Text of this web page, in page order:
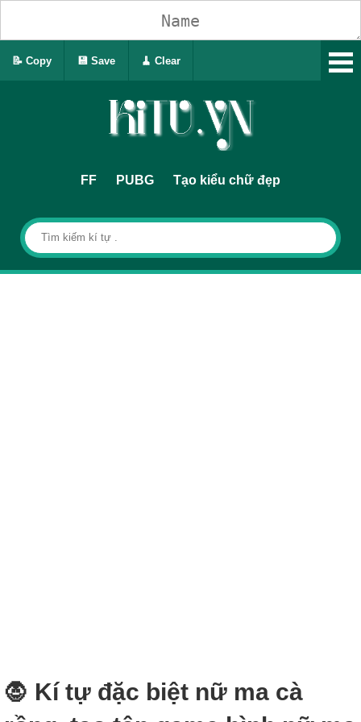
FF PUBG Tạo kiểu chữ đẹp
🧛‍ Kí tự đặc biệt nữ ma cà
📝 Copy 💾 Save 🧹 Clear